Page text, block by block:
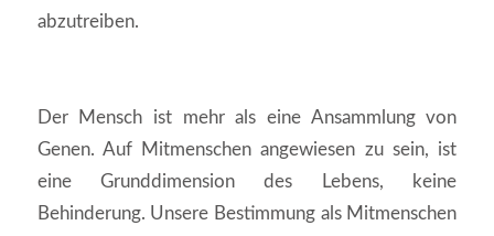
abzutreiben.
Der Mensch ist mehr als eine Ansammlung von
Genen. Auf Mitmenschen angewiesen zu sein, ist
eine Grunddimension des Lebens, keine
Behinderung. Unsere Bestimmung als Mitmenschen